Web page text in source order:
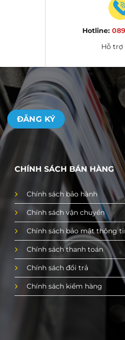
Hotline:
Hỗ trợ
CHÍNH SÁCH BÁN HÀNG
Chính sách bảo hành
Chính sách vận chuyển
Chính sách bảo mật thông
Chính sách thanh toán
Chính sách đổi trả
Chính sách kiểm hàng